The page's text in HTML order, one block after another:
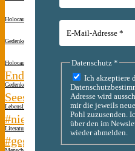
Holocaust-
Gedenken
Holocaust-
Gedenken
Lebenslinien
Literatur
Endstation
Seeshaupt
#niewieder
#gegendasvergessen
Datenschutz *
Ich akzeptiere
Adresse wird
mir die jeweils
Pohl zuzusenden.
über den im
wieder abmelden.